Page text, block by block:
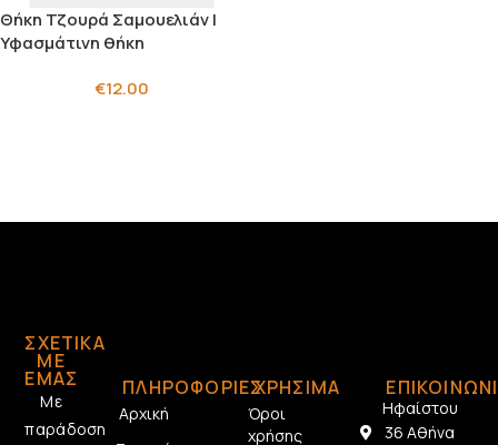
Θήκη Τζουρά Σαμουελιάν |
Υφασμάτινη θήκη
€12.00
ΣΧΕΤΙΚΆ
ΜΕ
ΕΜΆΣ
Με
παράδοση
ΠΛΗΡΟΦΟΡΙΕΣ
Αρχική
ΧΡΗΣΙΜΑ
Όροι
χρήσης
Ηφαίστου
36 Αθήνα